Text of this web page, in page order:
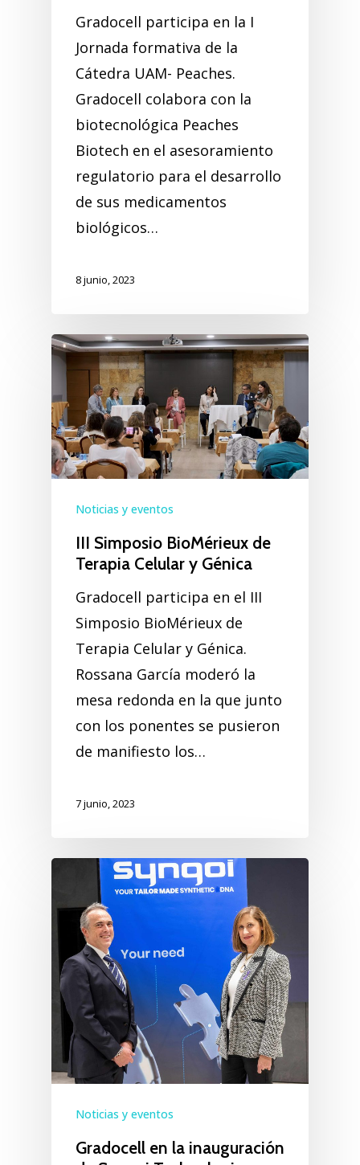
Gradocell participa en la I
Jornada formativa de la
Cátedra UAM- Peaches.
Gradocell colabora con la
biotecnológica Peaches
Biotech en el asesoramiento
regulatorio para el desarrollo
de sus medicamentos
biológicos…
8 junio, 2023
Noticias y eventos
III Simposio BioMérieux de
Terapia Celular y Génica
Gradocell participa en el III
Simposio BioMérieux de
Terapia Celular y Génica.
Rossana García moderó la
mesa redonda en la que junto
con los ponentes se pusieron
de manifiesto los…
7 junio, 2023
Noticias y eventos
Gradocell en la inauguración